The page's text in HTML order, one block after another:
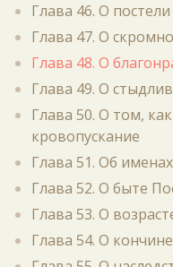
Глава 46. О
Глава 47. О
Глава 48. О
Глава 49. О
Глава 50. О том,
кровопускание
Глава 51. Об
Глава 52. О быте
Глава 53. О
Глава 54. О